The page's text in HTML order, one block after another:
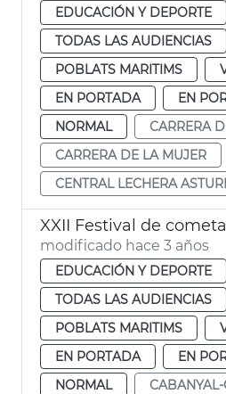
EDUCACIÓN Y DEPORTE
TODAS LAS AUDIENCIAS
POBLATS MARITIMS
EN PORTADA
EN
NORMAL
CARRERA
CARRERA DE LA MUJER
CENTRAL LECHERA
XXII Festival de
modificado hace 3 años
EDUCACIÓN Y DEPORTE
TODAS LAS AUDIENCIAS
POBLATS MARITIMS
EN PORTADA
EN
NORMAL